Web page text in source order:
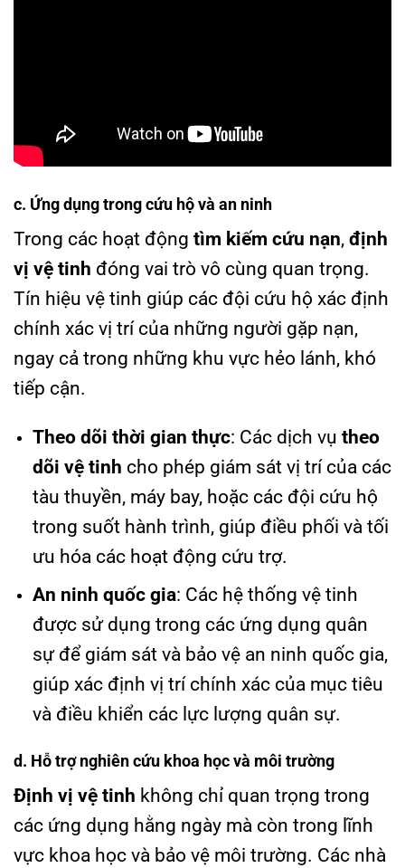
c. Ứng dụng trong cứu hộ và an ninh
Trong các hoạt động tìm kiếm cứu nạn, định
vị vệ tinh đóng vai trò vô cùng quan trọng.
Tín hiệu vệ tinh giúp các đội cứu hộ xác định
chính xác vị trí của những người gặp nạn,
ngay cả trong những khu vực hẻo lánh, khó
tiếp cận.
Theo dõi thời gian thực: Các dịch vụ theo
dõi vệ tinh cho phép giám sát vị trí của các
tàu thuyền, máy bay, hoặc các đội cứu hộ
trong suốt hành trình, giúp điều phối và tối
ưu hóa các hoạt động cứu trợ.
An ninh quốc gia: Các hệ thống vệ tinh
được sử dụng trong các ứng dụng quân
sự để giám sát và bảo vệ an ninh quốc gia,
giúp xác định vị trí chính xác của mục tiêu
và điều khiển các lực lượng quân sự.
d. Hỗ trợ nghiên cứu khoa học và môi trường
Định vị vệ tinh không chỉ quan trọng trong
các ứng dụng hằng ngày mà còn trong lĩnh
vực khoa học và bảo vệ môi trường. Các nhà